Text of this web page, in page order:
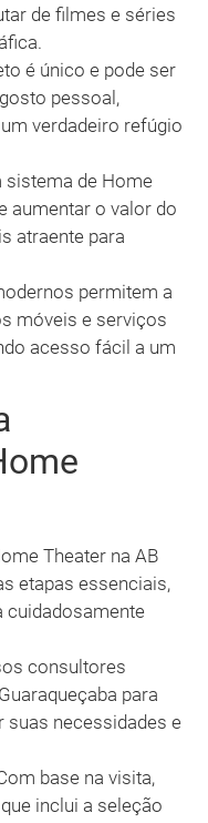
de filmes e séries
é único e pode ser
pessoal,
verdadeiro refúgio
sistema de Home
aumentar o valor do
atraente para
permitem a
móveis e serviços
acesso fácil a um
Theater na AB
etapas essenciais,
cuidadosamente
consultores
para
suas necessidades e
base na visita,
inclui a seleção